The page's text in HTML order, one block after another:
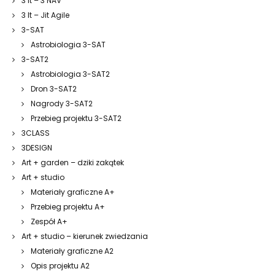
3 It – Jit Agile
3-SAT
Astrobiologia 3-SAT
3-SAT2
Astrobiologia 3-SAT2
Dron 3-SAT2
Nagrody 3-SAT2
Przebieg projektu 3-SAT2
3CLASS
3DESIGN
Art + garden – dziki zakątek
Art + studio
Materiały graficzne A+
Przebieg projektu A+
Zespół A+
Art + studio – kierunek zwiedzania
Materiały graficzne A2
Opis projektu A2